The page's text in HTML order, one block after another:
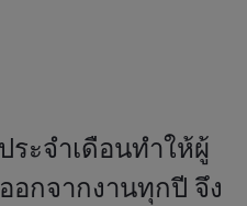
ระจำเดือนทำให้ผู้
กจากงานทุกปี จึง